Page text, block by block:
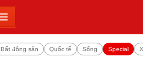
Bất động sản Quốc tế Sống Special